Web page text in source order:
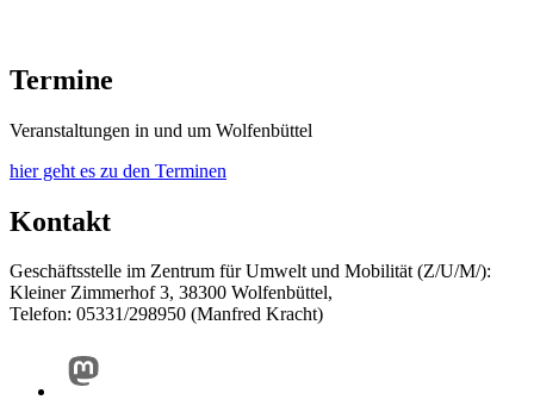
Termine
Veranstaltungen in und um Wolfenbüttel
hier geht es zu den Terminen
Kontakt
Geschäftsstelle im Zentrum für Umwelt und Mobilität (Z/U/M/):
Kleiner Zimmerhof 3, 38300 Wolfenbüttel,
Telefon: 05331/298950 (Manfred Kracht)